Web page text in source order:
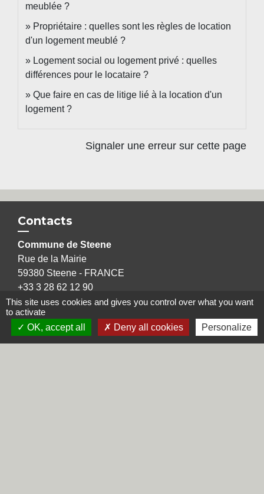
meublée ?
Propriétaire : quelles sont les règles de location
d'un logement meublé ?
Logement social ou logement privé : quelles
différences pour le locataire ?
Que faire en cas de litige lié à la location d'un
logement ?
Signaler une erreur sur cette page
Contacts
Commune de Steene
Rue de la Mairie
59380 Steene - FRANCE
+33 3 28 62 12 90
This site uses cookies and gives you control over what you want
to activate
OK, accept all
Deny all cookies Personalize